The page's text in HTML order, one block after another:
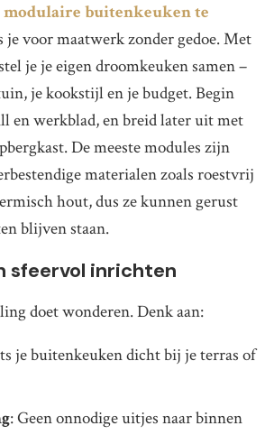
modulaire buitenkeuken te
je voor maatwerk zonder gedoe. Met
je je eigen droomkeuken samen –
je kookstijl en je budget. Begin
en werkblad, en breid later uit met
De meeste modules zijn
materialen zoals roestvrij
hout, dus ze kunnen gerust
blijven staan.
sfeervol inrichten
doet wonderen. Denk aan:
je buitenkeuken dicht bij je terras of
: Geen onnodige uitjes naar binnen